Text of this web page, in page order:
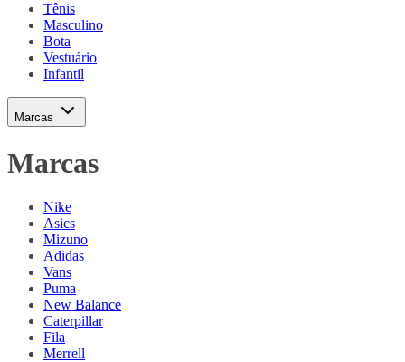
Tênis
Masculino
Bota
Vestuário
Infantil
Marcas
Marcas
Nike
Asics
Mizuno
Adidas
Vans
Puma
New Balance
Caterpillar
Fila
Merrell